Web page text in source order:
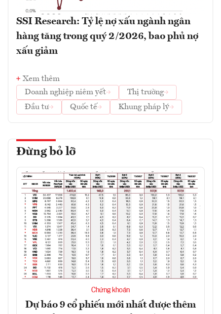
SSI Research: Tỷ lệ nợ xấu ngành ngân
hàng tăng trong quý 2/2026, bao phủ nợ
xấu giảm
Xem thêm
Doanh nghiệp niêm yết
Thị trường
Đầu tư
Quốc tế Khung pháp lý
Đừng bỏ lỡ
Chứng khoán
Dự báo 9 cổ phiếu mới nhất được thêm